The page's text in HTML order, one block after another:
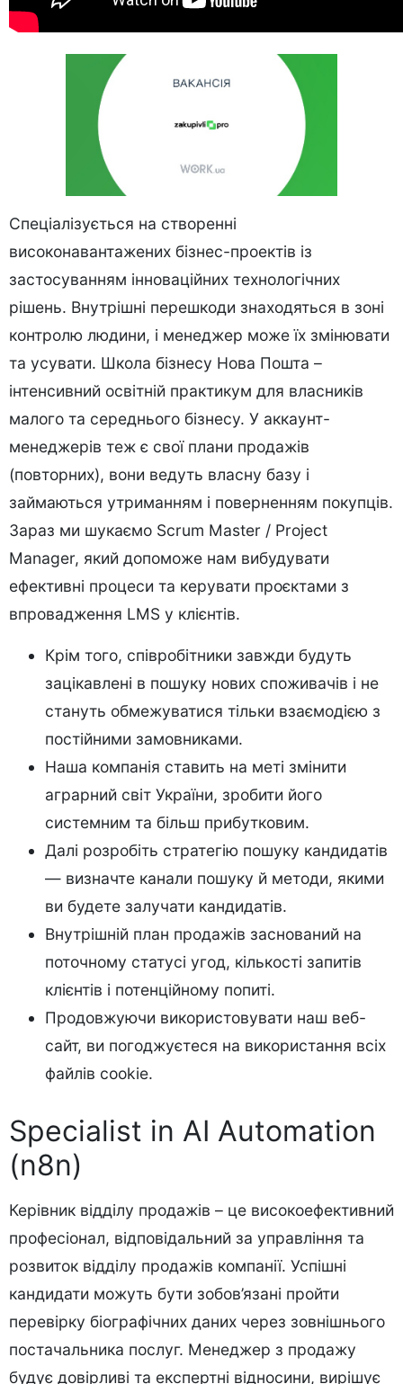
Спеціалізується на створенні
високонавантажених бізнес-проектів із
застосуванням інноваційних технологічних
рішень. Внутрішні перешкоди знаходяться в зоні
контролю людини, і менеджер може їх змінювати
та усувати. Школа бізнесу Нова Пошта –
інтенсивний освітній практикум для власників
малого та середнього бізнесу. У аккаунт-
менеджерів теж є свої плани продажів
(повторних), вони ведуть власну базу і
займаються утриманням і поверненням покупців.
Зараз ми шукаємо Scrum Master / Project
Manager, який допоможе нам вибудувати
ефективні процеси та керувати проєктами з
впровадження LMS у клієнтів.
Крім того, співробітники завжди будуть
зацікавлені в пошуку нових споживачів і не
стануть обмежуватися тільки взаємодією з
постійними замовниками.
Наша компанія ставить на меті змінити
аграрний світ України, зробити його
системним та більш прибутковим.
Далі розробіть стратегію пошуку кандидатів
— визначте канали пошуку й методи, якими
ви будете залучати кандидатів.
Внутрішній план продажів заснований на
поточному статусі угод, кількості запитів
клієнтів і потенційному попиті.
Продовжуючи використовувати наш веб-
сайт, ви погоджуєтеся на використання всіх
файлів cookie.
Specialist in AI Automation
(n8n)
Керівник відділу продажів – це високоефективний
професіонал, відповідальний за управління та
розвиток відділу продажів компанії. Успішні
кандидати можуть бути зобов’язані пройти
перевірку біографічних даних через зовнішнього
постачальника послуг. Менеджер з продажу
будує довірливі та експертні відносини, вирішує